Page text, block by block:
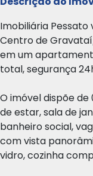
Imobiliária
Centro de
em um
total, segurança
O imóvel dispõe de
de estar, sala de
banheiro social,
com vista
vidro, cozinha